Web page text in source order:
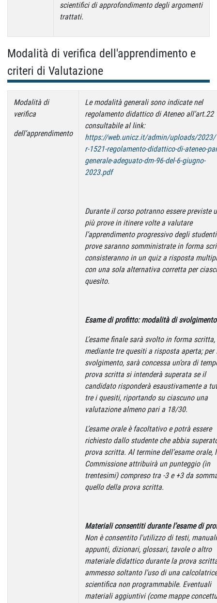
scientifici di approfondimento degli argomenti
trattati.
Modalità di verifica dell'apprendimento e
criteri di Valutazione
Modalità di
verifica
dell’apprendimento
Le modalità generali sono indicate nel
regolamento didattico di Ateneo all’art.22
consultabile al link:
https://web.unicz.it/admin/uploads/
r-1521-regolamento-didattico-di-ateneo-
generale-adeguato-dm-96-del-6-giugno-
2023.pdf
Durante il corso potranno essere previste
più prove in itinere volte a valutare
l’apprendimento progressivo degli
prove saranno somministrate in forma
consisteranno in un quiz a risposta
con una sola alternativa corretta per
quesito.
Esame di profitto: modalità di svolgimento
L’esame finale sarà svolto in forma scritta,
mediante tre quesiti a risposta aperta; per
svolgimento, sarà concessa un’ora di
prova scritta si intenderà superata se il
candidato risponderà esaustivamente a
tre i quesiti, riportando su ciascuno una
valutazione almeno pari a 18/30.
L’esame orale è facoltativo e potrà essere
richiesto dallo studente che abbia
prova scritta. Al termine dell’esame orale,
Commissione attribuirà un punteggio (in
trentesimi) compreso tra -3 e +3 da
quello della prova scritta.
Materiali consentiti durante l’esame di
Non è consentito l'utilizzo di testi,
appunti, dizionari, glossari, tavole o altro
materiale didattico durante la prova
ammesso soltanto l’uso di una calcolatrice
scientifica non programmabile. Eventuali
materiali aggiuntivi (come mappe